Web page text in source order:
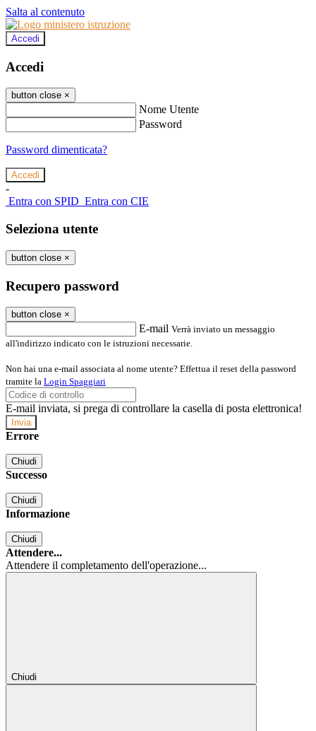
Salta al contenuto
Accedi
Accedi
button close ×
Nome Utente
Password
Password dimenticata?
-
Entra con SPID Entra con CIE
Seleziona utente
button close ×
Recupero password
button close ×
E-mail Verrà inviato un messaggio
all'indirizzo indicato con le istruzioni necessarie.
Non hai una e-mail associata al nome utente? Effettua il reset della password
tramite la Login Spaggiari
E-mail inviata, si prega di controllare la casella di posta elettronica!
Errore
Chiudi
Successo
Chiudi
Informazione
Chiudi
Attendere...
Attendere il completamento dell'operazione...
Chiudi